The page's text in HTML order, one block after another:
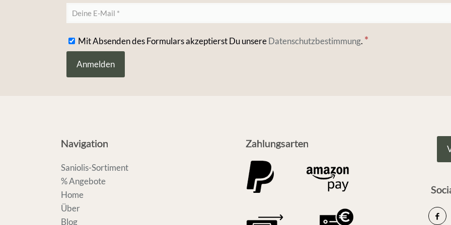
Mit Absenden des Formulars akzeptierst Du unsereDatenschutzbestimmung. *
Navigation
Saniolis-Sortiment
% Angebote
Home
Über
Blog
Zahlungsarten